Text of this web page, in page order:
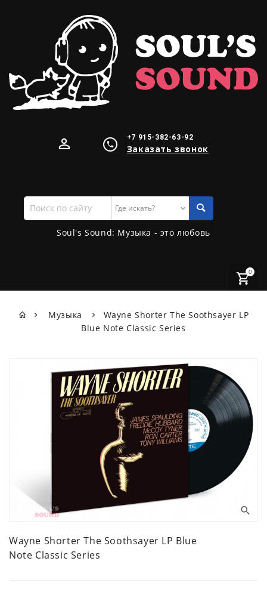
+7 915-382-63-92
Заказать звонок
Поиск
по
сайту
Soul's Sound: Музыка - это любовь
0
Музыка
Wayne Shorter The Soothsayer LP
Blue Note Classic Series
Wayne Shorter The Soothsayer LP Blue
Note Classic Series